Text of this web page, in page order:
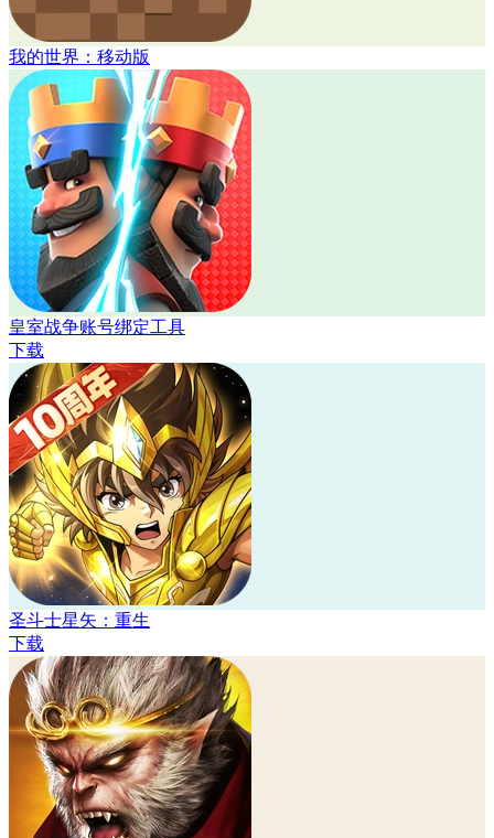
我的世界：移动版
皇室战争账号绑定工具
下载
圣斗士星矢：重生
下载